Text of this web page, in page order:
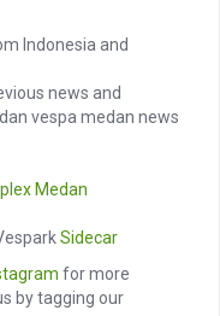
Indonesia and
news and
vespa medan news
Medan
Sidecar
for more
by tagging our